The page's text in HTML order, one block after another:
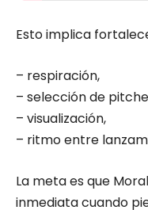
Esto implica
– respiración,
– selección de
– visualización,
– ritmo entre
La meta es que
inmediata cuando